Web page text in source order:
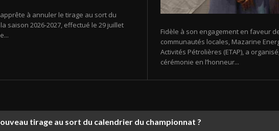
à annuler le tirage au sort du
saison 2026-2027, effectué le 29 juillet
Fidèle à son engagement en faveur
communautés locales, Mazarine
Activités Pétrolières (ETAP), a
cérémonie en l’honneur...
tirage au sort du calendrier du championnat ?